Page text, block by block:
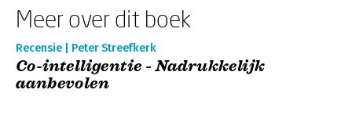
Meer over dit boek
Recensie | Peter Streefkerk
Co-intelligentie - Nadrukkelijk
aanbevolen